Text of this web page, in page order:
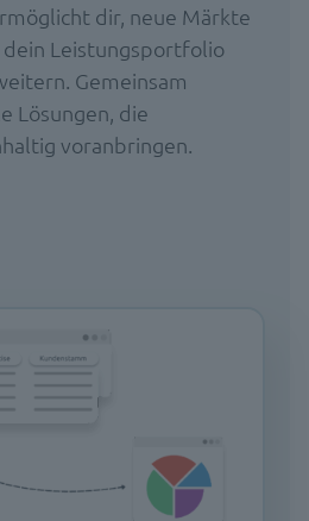
dir, neue Märkte
Leistungsportfolio
Gemeinsam
Lösungen, die
voranbringen.